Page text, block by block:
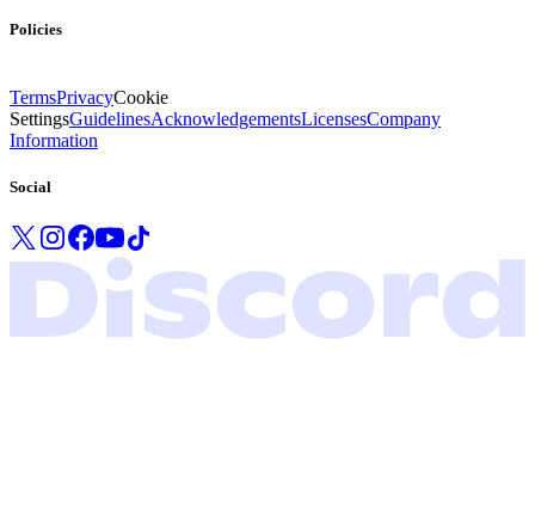
Policies
TermsPrivacyCookie
SettingsGuidelinesAcknowledgementsLicensesCompany
Information
Social